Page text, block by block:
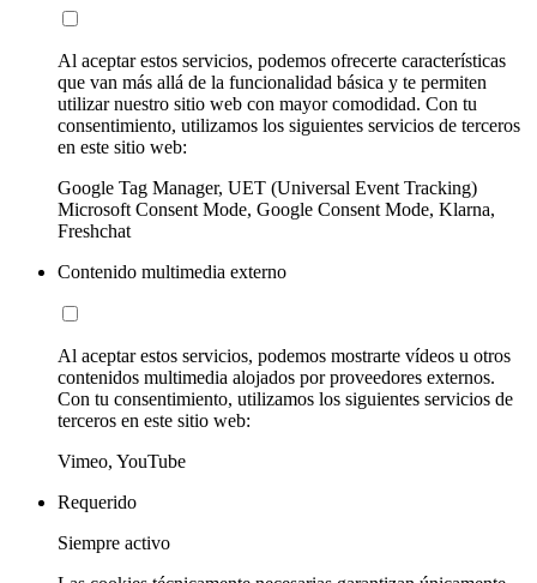
Al aceptar estos servicios, podemos ofrecerte características
que van más allá de la funcionalidad básica y te permiten
utilizar nuestro sitio web con mayor comodidad. Con tu
consentimiento, utilizamos los siguientes servicios de terceros
en este sitio web:
Google Tag Manager, UET (Universal Event Tracking)
Microsoft Consent Mode, Google Consent Mode, Klarna,
Freshchat
Contenido multimedia externo
Al aceptar estos servicios, podemos mostrarte vídeos u otros
contenidos multimedia alojados por proveedores externos.
Con tu consentimiento, utilizamos los siguientes servicios de
terceros en este sitio web:
Vimeo, YouTube
Requerido
Siempre activo